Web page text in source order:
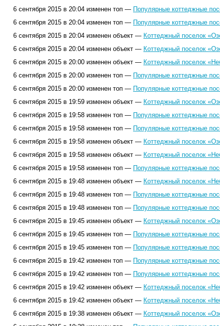
6 сентября 2015 в 20:04 изменен топ — Популярные коттеджные
6 сентября 2015 в 20:04 изменен топ — Популярные коттеджные
6 сентября 2015 в 20:04 изменен объект — Коттеджный поселок
6 сентября 2015 в 20:04 изменен объект — Коттеджный поселок
6 сентября 2015 в 20:00 изменен объект — Коттеджный поселок
6 сентября 2015 в 20:00 изменен топ — Популярные коттеджные
6 сентября 2015 в 20:00 изменен топ — Популярные коттеджные
6 сентября 2015 в 19:59 изменен объект — Коттеджный поселок
6 сентября 2015 в 19:58 изменен топ — Популярные коттеджные
6 сентября 2015 в 19:58 изменен топ — Популярные коттеджные
6 сентября 2015 в 19:58 изменен объект — Коттеджный поселок
6 сентября 2015 в 19:58 изменен объект — Коттеджный поселок
6 сентября 2015 в 19:58 изменен топ — Популярные коттеджные
6 сентября 2015 в 19:48 изменен объект — Коттеджный поселок
6 сентября 2015 в 19:48 изменен топ — Популярные коттеджные
6 сентября 2015 в 19:48 изменен топ — Популярные коттеджные
6 сентября 2015 в 19:45 изменен объект — Коттеджный поселок
6 сентября 2015 в 19:45 изменен топ — Популярные коттеджные
6 сентября 2015 в 19:45 изменен топ — Популярные коттеджные
6 сентября 2015 в 19:42 изменен топ — Популярные коттеджные
6 сентября 2015 в 19:42 изменен топ — Популярные коттеджные
6 сентября 2015 в 19:42 изменен объект — Коттеджный поселок
6 сентября 2015 в 19:42 изменен объект — Коттеджный поселок
6 сентября 2015 в 19:38 изменен объект — Коттеджный поселок